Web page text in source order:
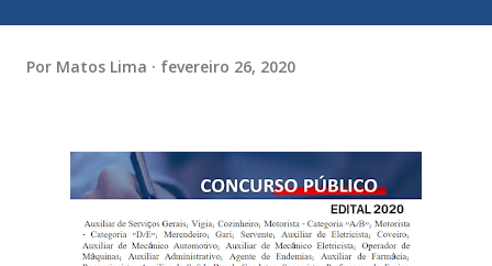
Por Matos Lima fevereiro 26, 2020